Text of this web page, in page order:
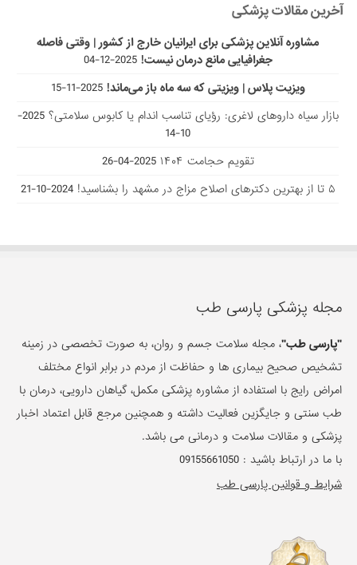
آخرین مقالات پزشکی
مشاوره آنلاین پزشکی برای ایرانیان خارج از کشور | وقتی فاصله
جغرافیایی مانع درمان نیست! 2025-12-04
ویزیت پلاس | ویزیتی که سه ماه باز می‌ماند! 2025-11-15
بازار سیاه داروهای لاغری: رؤیای تناسب اندام یا کابوس سلامتی؟
2025-
10-14
تقویم حجامت ۱۴۰۴
2025-04-26
۵ تا از بهترین دکتر‌های اصلاح مزاج در مشهد را بشناسید!
2024-10-21
مجله پزشکی پارسی طب
"پارسی طب"، مجله سلامت جسم و روان، به صورت تخصصی در زمینه
تشخیص صحیح بیماری ها و حفاظت از مردم در برابر انواع مختلف
امراض رایج با استفاده از مشاوره پزشکی مکمل، گیاهان دارویی، درمان با
طب سنتی و جایگزین فعالیت داشته و همچنین مرجع قابل اعتماد اخبار
پزشکی و مقالات سلامت و درمانی می باشد.
با ما در ارتباط باشید :09155661050
شرایط و قوانین پارسی طب